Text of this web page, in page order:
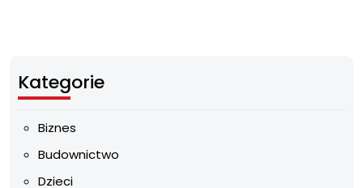
Kategorie
Biznes
Budownictwo
Dzieci